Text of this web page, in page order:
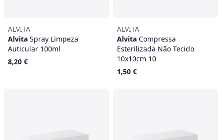
ALVITA
Alvita Spray Limpeza
Auticular 100ml
8,20 €
ALVITA
Alvita Compressa
Esterilizada Não Tecido
10x10cm 10
1,50 €